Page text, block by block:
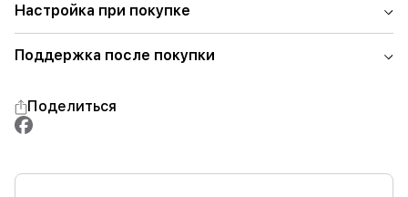
Настройка при покупке
Поддержка после покупки
Поделиться